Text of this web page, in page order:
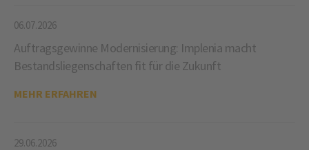
06.07.2026
Auftragsgewinne Modernisierung: Implenia macht
Bestandsliegenschaften fit für die Zukunft
MEHR ERFAHREN
29.06.2026